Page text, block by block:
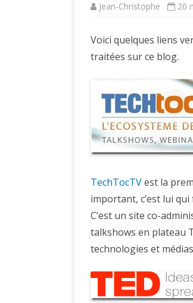
Jean-Christophe 20
Voici quelques liens
traitées sur ce blog.
TechTocTVest la
important, c’est lui
C’est un site co-
talkshows en plateau
technologies et